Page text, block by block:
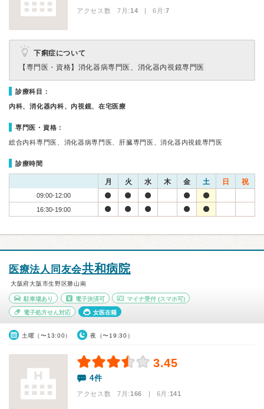
アクセス数 7月:14 | 6月:7
下痢症について
【専門医・資格】 消化器病専門医、消化器内視鏡専門医
診療科目：
内科、消化器内科、内視鏡、在宅医療
専門医・資格：
総合内科専門医、消化器病専門医、肝臓専門医、消化器内視鏡専門医
診療時間
月 火 水 木 金 土 日 祝
09:00-12:00
16:30-19:00
医療法人同友会共和病院
大阪府大阪市生野区勝山南
駐車場あり 電子決済可 マイナ受付 (スマホ可)
電子処方せん対応 女医在籍
土曜（〜13:00） 夜（〜19:30）
3.45
4件
アクセス数 7月:166 | 6月:141